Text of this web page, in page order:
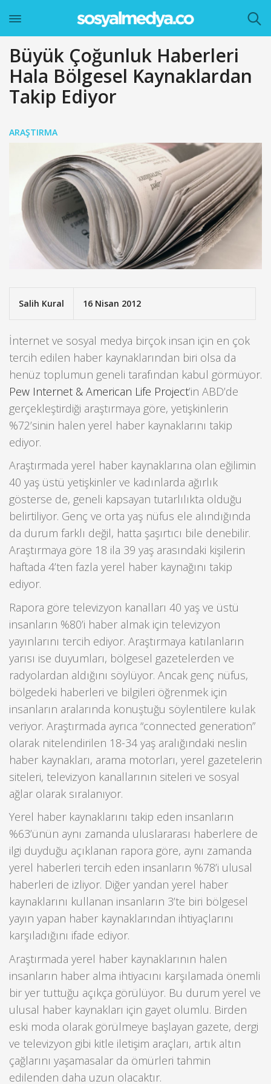
Büyük Çoğunluk Haberleri
Hala Bölgesel Kaynaklardan
Takip Ediyor
ARAŞTIRMA
Salih Kural 16 Nisan 2012
İnternet ve sosyal medya birçok insan için en çok
tercih edilen haber kaynaklarından biri olsa da
henüz toplumun geneli tarafından kabul görmüyor.
Pew Internet & American Life Project’in ABD’de
gerçekleştirdiği araştırmaya göre, yetişkinlerin
%72’sinin halen yerel haber kaynaklarını takip
ediyor.
Araştırmada yerel haber kaynaklarına olan eğilimin
40 yaş üstü yetişkinler ve kadınlarda ağırlık
gösterse de, geneli kapsayan tutarlılıkta olduğu
belirtiliyor. Genç ve orta yaş nüfus ele alındığında
da durum farklı değil, hatta şaşırtıcı bile denebilir.
Araştırmaya göre 18 ila 39 yaş arasındaki kişilerin
haftada 4’ten fazla yerel haber kaynağını takip
ediyor.
Rapora göre televizyon kanalları 40 yaş ve üstü
insanların %80’i haber almak için televizyon
yayınlarını tercih ediyor. Araştırmaya katılanların
yarısı ise duyumları, bölgesel gazetelerden ve
radyolardan aldığını söylüyor. Ancak genç nüfus,
bölgedeki haberleri ve bilgileri öğrenmek için
insanların aralarında konuştuğu söylentilere kulak
veriyor. Araştırmada ayrıca “connected generation”
olarak nitelendirilen 18-34 yaş aralığındaki neslin
haber kaynakları, arama motorları, yerel gazetelerin
siteleri, televizyon kanallarının siteleri ve sosyal
ağlar olarak sıralanıyor.
Yerel haber kaynaklarını takip eden insanların
%63’ünün aynı zamanda uluslararası haberlere de
ilgi duyduğu açıklanan rapora göre, aynı zamanda
yerel haberleri tercih eden insanların %78’i ulusal
haberleri de izliyor. Diğer yandan yerel haber
kaynaklarını kullanan insanların 3’te biri bölgesel
yayın yapan haber kaynaklarından ihtiyaçlarını
karşıladığını ifade ediyor.
Araştırmada yerel haber kaynaklarının halen
insanların haber alma ihtiyacını karşılamada önemli
bir yer tuttuğu açıkça görülüyor. Bu durum yerel ve
ulusal haber kaynakları için gayet olumlu. Birden
eski moda olarak görülmeye başlayan gazete, dergi
ve televizyon gibi kitle iletişim araçları, artık altın
çağlarını yaşamasalar da ömürleri tahmin
edilenden daha uzun olacaktır.